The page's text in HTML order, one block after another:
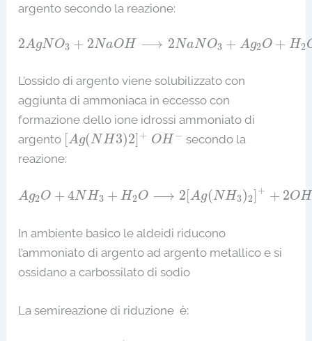
argento secondo la reazione:
2AgN O3 + 2NaOH ⟶ 2NaN O3 + Ag2O + H2
2Ag O 3 +2 NaOH ⟶ 2Na NO3 A 2 +H 2 O
L’ossido di argento viene solubilizzato con
aggiunta di ammoniaca in eccesso con
formazione dello ione idrossi ammoniato di
argento [Ag(NH 3)2] + OH −
[ A (NH3)2]+ O H−
secondo la
reazione:
Ag2O + 4NH3 + H2O ⟶ 2[Ag(NH3)2] + + 2OH
A g O+4N 3 +H 2O 2[A g N H3)2] +2 O H–
In ambiente basico le aldeidi riducono
l’ammoniato di argento ad argento metallico e si
ossidano a carbossilato di sodio
La semireazione di riduzione è: